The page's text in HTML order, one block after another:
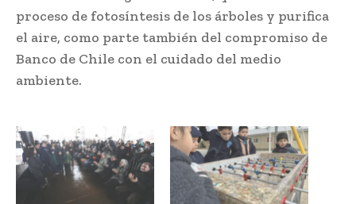
proceso de fotosíntesis de los árboles y purifica
el aire, como parte también del compromiso de
Banco de Chile con el cuidado del medio
ambiente.